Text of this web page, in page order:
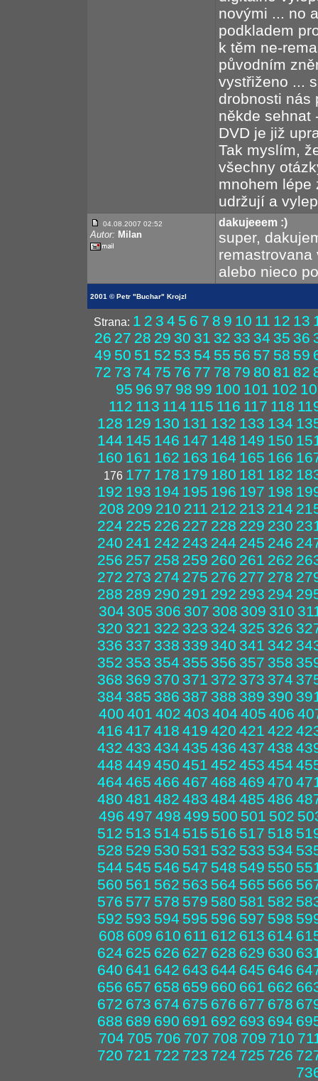
novými ... no
podkladem
k těm ne-
původním
vystřiženo ...
drobnosti nás
někde sehnat
DVD je již
Tak myslím,
všechny
mnohem lépe
udržují a
04.08.2007 02:52
Autor: Milan
dakujeeem :)
super,
alebo nieco
2001 © Petr "Buchar" Krojzl
Strana: 1 2 3 4 5 6 7 8 9 10 11 12 13
26 27 28 29 30 31 32 33 34 35 36
49 50 51 52 53 54 55 56 57 58 59
72 73 74 75 76 77 78 79 80 81 82
95 96 97 98 99 100 101 102
112 113 114 115 116 117 118
128 129 130 131 132 133 134
144 145 146 147 148 149 150
160 161 162 163 164 165 166
176 177 178 179 180 181 182
192 193 194 195 196 197 198
208 209 210 211 212 213 214
224 225 226 227 228 229 230
240 241 242 243 244 245 246
256 257 258 259 260 261 262
272 273 274 275 276 277 278
288 289 290 291 292 293 294
304 305 306 307 308 309 310
320 321 322 323 324 325 326
336 337 338 339 340 341 342
352 353 354 355 356 357 358
368 369 370 371 372 373 374
384 385 386 387 388 389 390
400 401 402 403 404 405 406
416 417 418 419 420 421 422
432 433 434 435 436 437 438
448 449 450 451 452 453 454
464 465 466 467 468 469 470
480 481 482 483 484 485 486
496 497 498 499 500 501 502
512 513 514 515 516 517 518
528 529 530 531 532 533 534
544 545 546 547 548 549 550
560 561 562 563 564 565 566
576 577 578 579 580 581 582
592 593 594 595 596 597 598
608 609 610 611 612 613 614
624 625 626 627 628 629 630
640 641 642 643 644 645 646
656 657 658 659 660 661 662
672 673 674 675 676 677 678
688 689 690 691 692 693 694
704 705 706 707 708 709 710
720 721 722 723 724 725 726